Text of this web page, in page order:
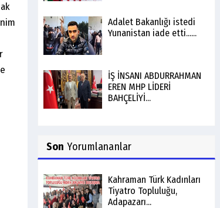
Adalet Bakanlığı istedi
Yunanistan iade etti......
İŞ İNSANI ABDURRAHMAN
EREN MHP LİDERİ
BAHÇELİYİ...
Son Yorumlananlar
Kahraman Türk Kadınları
Tiyatro Topluluğu,
Adapazarı...